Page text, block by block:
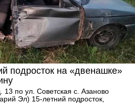
подросток на «двенашке»
по ул. Советская с. Азаново
Эл) 15-летний подросток,